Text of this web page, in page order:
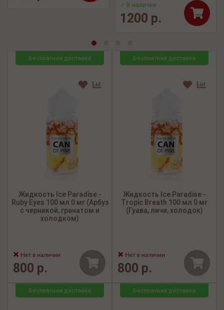
✓ В наличии
1200 р.
Бесплатная доставка
Жидкость Ice Paradise -
Ruby Eyes 100 мл 0 мг (Арбуз
с черникой, гранатом и
холодком)
Нет в наличии
800 р.
Бесплатная доставка
Жидкость Ice Paradise -
Tropic Breath 100 мл 0 мг
(Гуава, личи, холодок)
Нет в наличии
800 р.
Бесплатная доставка Бесплатная доставка